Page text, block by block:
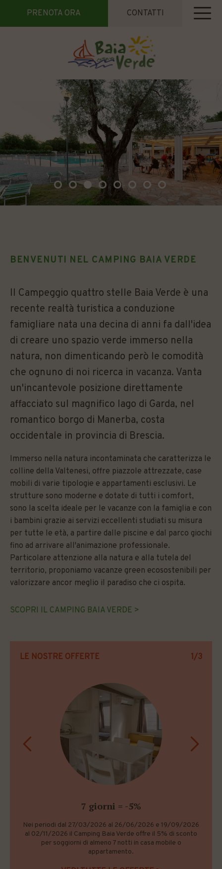
PRENOTA ORA CONTATTI
BENVENUTI NEL CAMPING BAIA VERDE
Il Campeggio quattro stelle Baia Verde è una
recente realtà turistica a conduzione
famigliare nata una decina di anni fa dall'idea
di creare uno spazio verde immerso nella
natura, non dimenticando però le comodità
che ognuno di noi ricerca in vacanza. Vanta
un'incantevole posizione direttamente
affacciato sul magnifico lago di Garda, nel
romantico borgo di Manerba, costa
occidentale in provincia di Brescia.
Immerso nella natura incontaminata che caratterizza le
colline della Valtenesi, offre piazzole attrezzate, case
mobili di varie tipologie e appartamenti esclusivi. Le
strutture sono moderne e dotate di tutti i comfort,
sono la scelta ideale per le vacanze con la famiglia e con
i bambini grazie ai servizi eccellenti studiati su misura
per tutte le età, a partire dalle piscine e dal parco giochi
fino ad arrivare all'animazione professionale.
Particolare attenzione alla natura e alla tutela del
territorio, proponiamo vacanze green ecosostenibili per
valorizzare ancor meglio il paradiso che ci ospita.
SCOPRI IL CAMPING BAIA VERDE >
LE NOSTRE OFFERTE 1/3
7 giorni = -5%
Nei periodi dal 27/03/2026 al 26/06/2026 e 19/09/2026
al 02/11/2026 il Camping Baia Verde offre il 5% di sconto
per soggiorni di almeno 7 notti in casa mobile o
appartamento.
LE NOSTRE OFFERTE 2/3
ACSI 2026 - ANWB CKE 2026 - ADAC
Convenzione nei periodi dal 27/03/2026 al 23/05/2026 e
06/06/2026 al 06/07/2026 e dal 07/09/2026 al
02/11/2026. A seconda della carta, prezzo giornaliero in
3/3